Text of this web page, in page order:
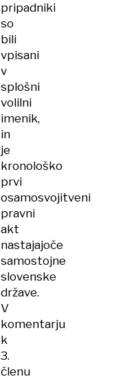
pripadniki
so
bili
vpisani
v
splošni
volilni
imenik,
in
je
kronološko
prvi
osamosvojitveni
pravni
akt
nastajajoče
samostojne
slovenske
države.
V
komentarju
k
3.
členu